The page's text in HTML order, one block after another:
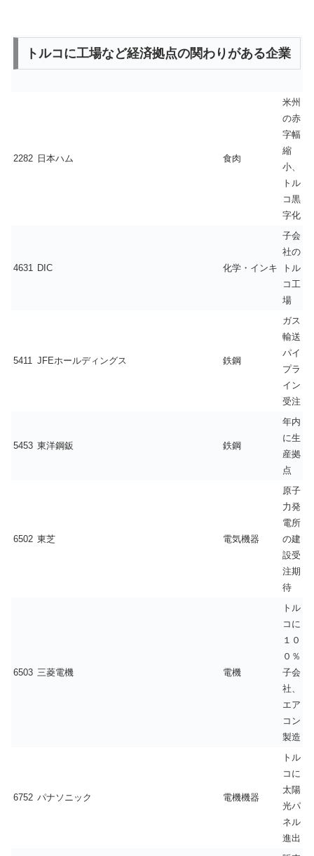
トルコに工場など経済拠点の関わりがある企業
2282 日本ハム 食肉
米州
の赤
字幅
縮
小、
トル
コ黒
字化
4631 DIC 化学・インキ
子会
社の
トル
コ工
場
5411 JFEホールディングス 鉄鋼
ガス
輸送
パイ
プラ
イン
受注
5453 東洋鋼鈑 鉄鋼
年内
に生
産拠
点
6502 東芝 電気機器
原子
力発
電所
の建
設受
注期
待
6503 三菱電機 電機
トル
コに
１０
０％
子会
社、
エア
コン
製造
6752 パナソニック 電機機器
トル
コに
太陽
光パ
ネル
進出